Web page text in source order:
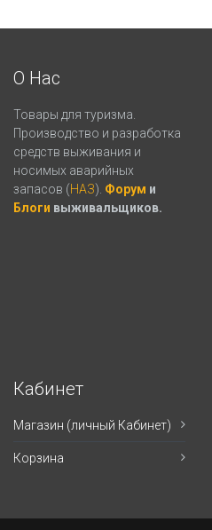
О Нас
Товары для туризма.
Производство и разработка
средств выживания и
носимых аварийных
запасов (НАЗ). Форум и
Блоги выживальщиков.
Кабинет
Магазин (личный Кабинет)
Корзина